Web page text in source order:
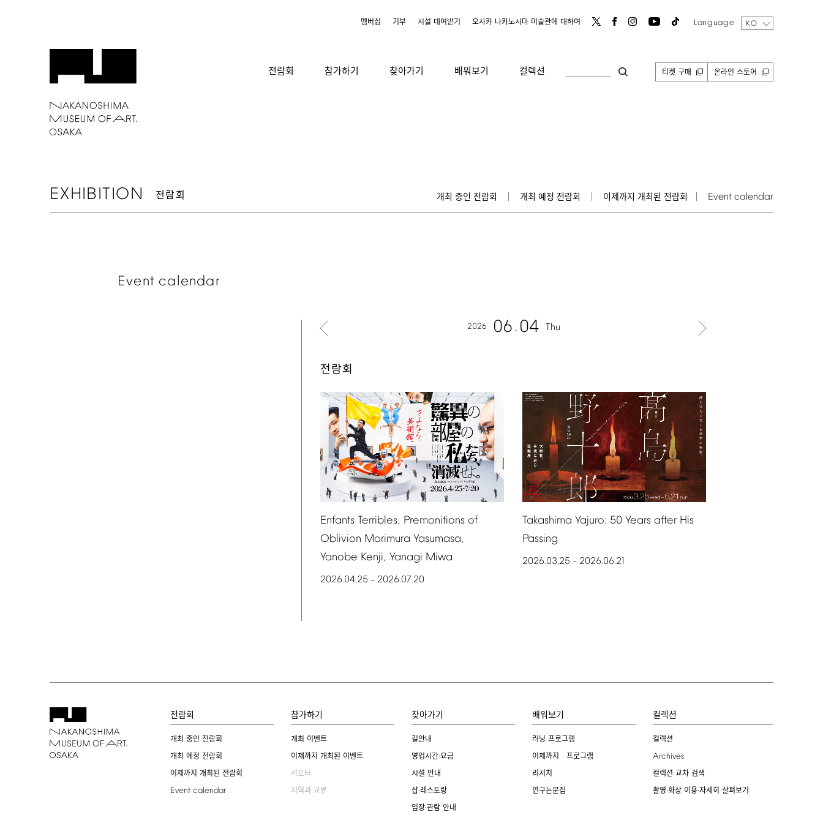
멤버십 기부 시설 대여받기 오사카 나카노시마 미술관에 대하여 Language KO
전람회 참가하기 찾아가기 배워보기 컬렉션 티켓 구매 온라인 스토어
EXHIBITION 전람회 개최 중인 전람회 개최 예정 전람회 이제까지 개최된 전람회 Event calendar
Event calendar
2026 06 04 Thu
전람회
Enfants Terribles, Premonitions of
Oblivion Morimura Yasumasa,
Yanobe Kenji, Yanagi Miwa
2026.04.25 – 2026.07.20
Takashima Yajuro: 50 Years after His
Passing
2026.03.25 – 2026.06.21
전람회
개최 중인 전람회
개최 예정 전람회
이제까지 개최된 전람회
Event calendar
참가하기
개최 이벤트
이제까지 개최된 이벤트
서포터
지역과 교류
찾아가기
길안내
영업시간·요금
시설 안내
샵·레스토랑
입장·관람 안내
배워보기
러닝 프로그램
이제까지 프로그램
리서치
연구논문집
컬렉션
컬렉션
Archives
컬렉션 교차 검색
촬영·화상 이용·자세히 살펴보기